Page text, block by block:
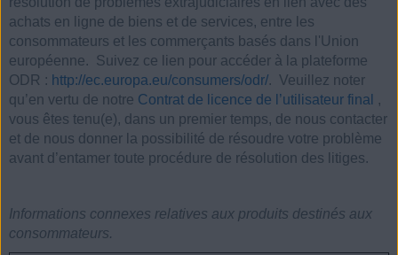
achats en ligne de biens et de services, entre les
consommateurs et les commerçants basés dans l'Union
européenne. Suivez ce lien pour accéder à la plateforme
ODR : http://ec.europa.eu/consumers/odr/. Veuillez noter
qu’en vertu de notre Contrat de licence de l’utilisateur final ,
vous êtes tenu(e), dans un premier temps, de nous contacter
et de nous donner la possibilité de résoudre votre problème
avant d’entamer toute procédure de résolution des litiges.
Informations connexes relatives aux produits destinés aux
consommateurs.